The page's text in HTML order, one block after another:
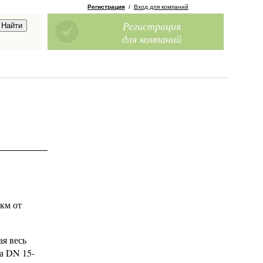
Регистрация / Вход для компаний
Регистрация
для компаний
от
весь
DN 15-